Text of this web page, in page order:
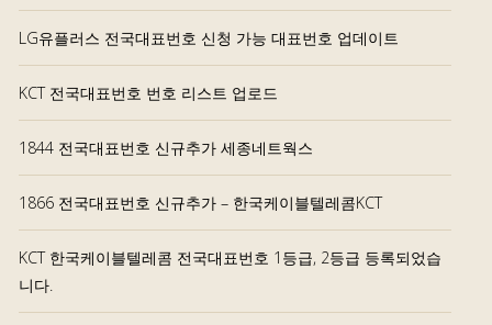
LG유플러스 전국대표번호 신청 가능 대표번호 업데이트
KCT 전국대표번호 번호 리스트 업로드
1844 전국대표번호 신규추가 세종네트웍스
1866 전국대표번호 신규추가 – 한국케이블텔레콤KCT
KCT 한국케이블텔레콤 전국대표번호 1등급, 2등급 등록되었습
니다.